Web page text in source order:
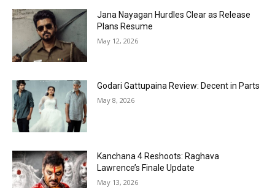
Jana Nayagan Hurdles Clear as Release
Plans Resume
May 12, 2026
Godari Gattupaina Review: Decent in Parts
May 8, 2026
Kanchana 4 Reshoots: Raghava
Lawrence’s Finale Update
May 13, 2026